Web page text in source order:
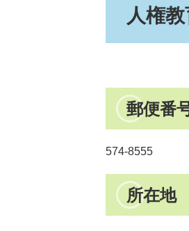
人権
郵便番
574-8555
所在地